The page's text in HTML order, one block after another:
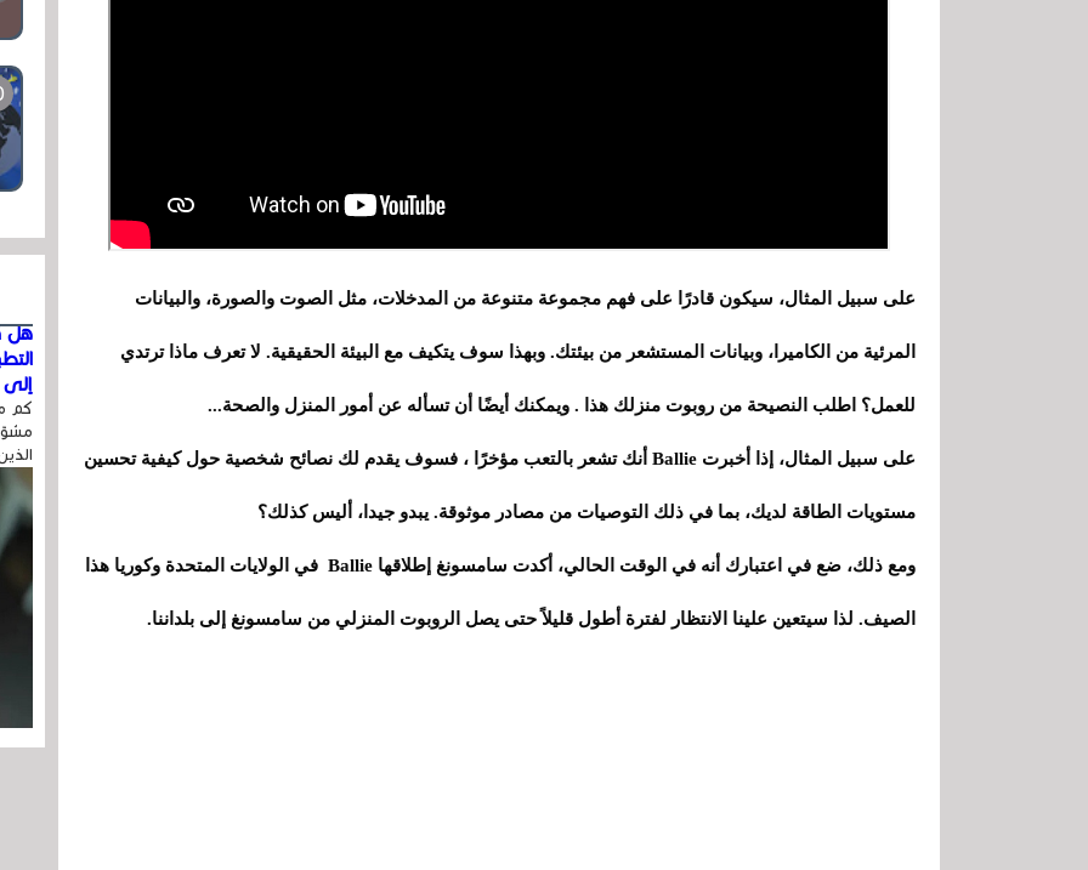
على سبيل المثال، سيكون قادرًا على فهم مجموعة متنوعة من المدخلات، مثل الصوت والصورة، والبيانات
المرئية من الكاميرا، وبيانات المستشعر من بيئتك. وبهذا سوف يتكيف مع البيئة الحقيقية. لا تعرف ماذا ترتدي
للعمل؟ اطلب النصيحة من روبوت منزلك هذا . ويمكنك أيضًا أن تسأله عن أمور المنزل والصحة...
على سبيل المثال، إذا أخبرت Ballie أنك تشعر بالتعب مؤخرًا ، فسوف يقدم لك نصائح شخصية حول كيفية تحسين
مستويات الطاقة لديك، بما في ذلك التوصيات من مصادر موثوقة. يبدو جيدا، أليس كذلك؟
ومع ذلك، ضع في اعتبارك أنه في الوقت الحالي، أكدت سامسونغ إطلاقها Ballie في الولايات المتحدة وكوريا هذا
الصيف. لذا سيتعين علينا الانتظار لفترة أطول قليلاً حتى يصل الروبوت المنزلي من سامسونغ إلى بلداننا.
هل
إلى
كم